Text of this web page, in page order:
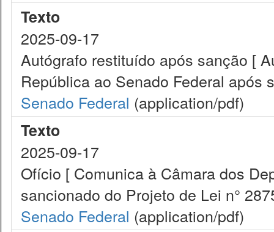
Texto
2025-09-17
Autógrafo restituído após sanção [
República ao Senado Federal após
Senado Federal (application/pdf)
Texto
2025-09-17
Ofício [ Comunica à Câmara dos
sancionado do Projeto de Lei n°
Senado Federal (application/pdf)